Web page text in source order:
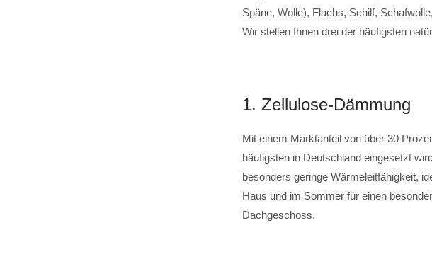
Späne, Wolle), Flachs, Schilf,
Wir stellen Ihnen drei der häufigsten
1. Zellulose-Dämmung
Mit einem Marktanteil von über 30
häufigsten in Deutschland eingesetzt
besonders geringe Wärmeleitfähigkeit,
Haus und im Sommer für einen
Dachgeschoss.